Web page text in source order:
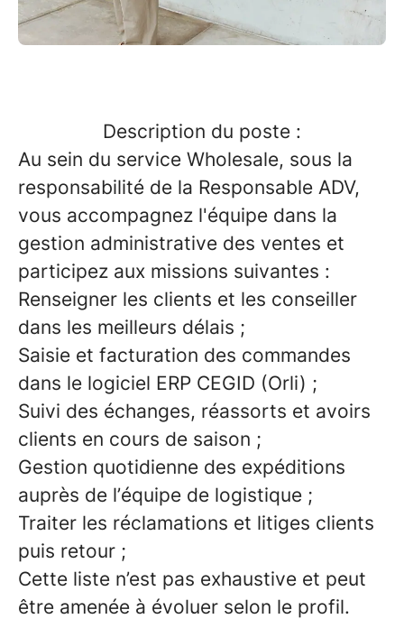
Description du poste :
Au sein du service Wholesale, sous la
responsabilité de la Responsable ADV,
vous accompagnez l'équipe dans la
gestion administrative des ventes et
participez aux missions suivantes :
Renseigner les clients et les conseiller
dans les meilleurs délais ;
Saisie et facturation des commandes
dans le logiciel ERP CEGID (Orli) ;
Suivi des échanges, réassorts et avoirs
clients en cours de saison ;
Gestion quotidienne des expéditions
auprès de l’équipe de logistique ;
Traiter les réclamations et litiges clients
puis retour ;
Cette liste n’est pas exhaustive et peut
être amenée à évoluer selon le profil.